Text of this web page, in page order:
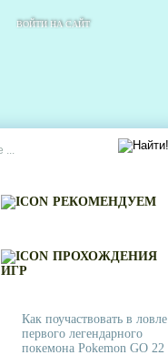
ВОЙТИ НА САЙТ
РЕКОМЕНДУЕМ
ПРОХОЖДЕНИЯ
ИГР
Как поучаствовать в ловле
первого легендарного
покемона Pokemon GO 22